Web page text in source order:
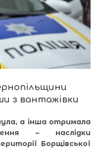
з вантажівки
а інша отримала
– наслідки
Борщівської